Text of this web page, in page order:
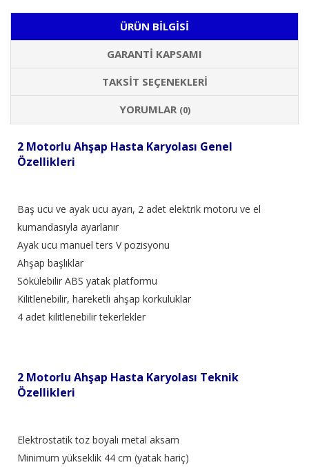
ÜRÜN BILGISI
GARANTI KAPSAMI
TAKSIT SEÇENEKLERI
YORUMLAR (0)
2 Motorlu Ahşap Hasta Karyolası Genel
Özellikleri
Baş ucu ve ayak ucu ayarı, 2 adet elektrik motoru ve el
kumandasıyla ayarlanır
Ayak ucu manuel ters V pozisyonu
Ahşap başlıklar
Sökülebilir ABS yatak platformu
Kilitlenebilir, hareketli ahşap korkuluklar
4 adet kilitlenebilir tekerlekler
2 Motorlu Ahşap Hasta Karyolası Teknik
Özellikleri
Elektrostatik toz boyalı metal aksam
Minimum yükseklik 44 cm (yatak hariç)